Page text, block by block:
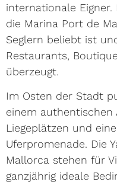
internationale
die Marina Port de
Seglern beliebt ist
Restaurants,
überzeugt.
Im Osten der Stadt
einem authentischen
Liegeplätzen und
Uferpromenade. Die
Mallorca stehen für
ganzjährig ideale